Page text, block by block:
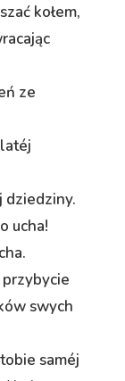
kołem,
ze
dziedziny.
ucha!
swych
saméj